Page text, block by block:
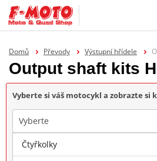
Domů Převody Výstupní hřídele
Output shaft kits
Vyberte si váš motocykl a zobrazte si
Vyberte
Značka
Čtyřkolky